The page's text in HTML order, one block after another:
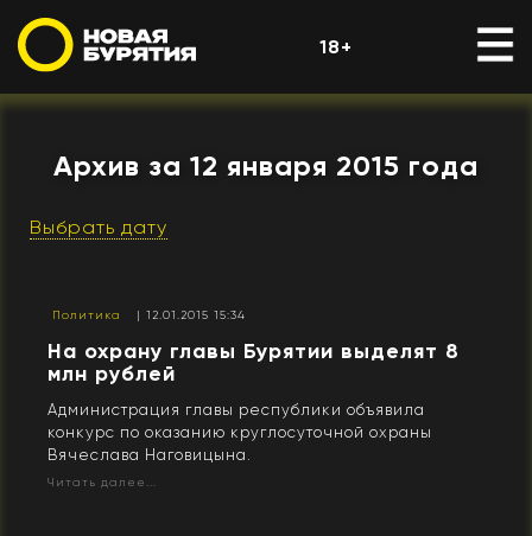
18+
Архив за 12 января 2015 года
Выбрать дату
Политика | 12.01.2015 15:34
На охрану главы Бурятии выделят 8
млн рублей
Администрация главы республики объявила
конкурс по оказанию круглосуточной охраны
Вячеслава Наговицына.
Читать далее...